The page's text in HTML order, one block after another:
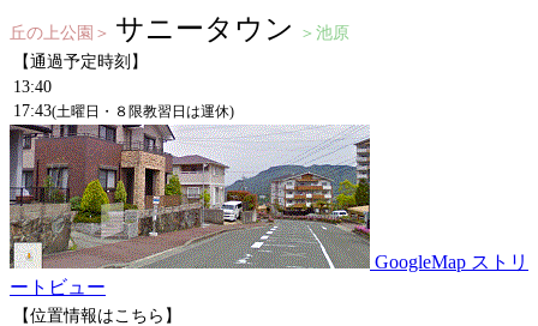
丘の上公園＞ サニータウン
＞池原
【通過予定時刻】
13:40
17:43(土曜日・８限教習日は運休)
GoogleMap ストリ
ートビュー
【位置情報はこちら】